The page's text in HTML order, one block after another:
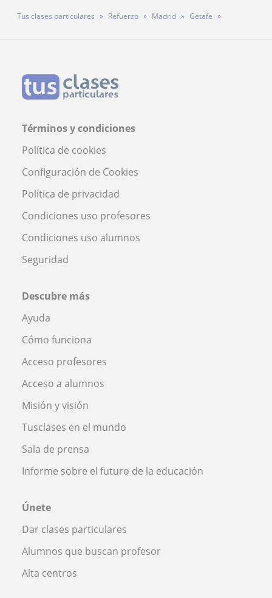
Tus clases particulares Refuerzo Madrid
Getafe
Términos y condiciones
Política de cookies
Configuración de Cookies
Política de privacidad
Condiciones uso profesores
Condiciones uso alumnos
Seguridad
Descubre más
Ayuda
Cómo funciona
Acceso profesores
Acceso a alumnos
Misión y visión
Tusclases en el mundo
Sala de prensa
Informe sobre el futuro de la educación
Únete
Dar clases particulares
Alumnos que buscan profesor
Alta centros